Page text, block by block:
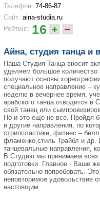
Телефон: 74-86-87
Сайт: aina-studia.ru
Рейтинг: 16
Айна, студия танца и
Наша Студия Танца вносит
уделяем большое
получают основы
специальное направление –
неделю в вечернее время,
арабского танца отводится
свой танец или
Но и это еще не все. Пройдя
и другие направления, по
стриппластике, фитнес –
фламенко,стиль Трайбл и др.
танцевальные направления,
В Студию мы принимаем всех
подготовки. Главное - Ваше
обязательно попробовать.
неповторимое удовольствие
настоящим.